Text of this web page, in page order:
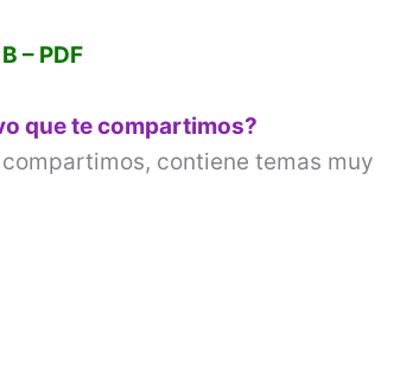
– PDF
que te compartimos?
contiene temas muy